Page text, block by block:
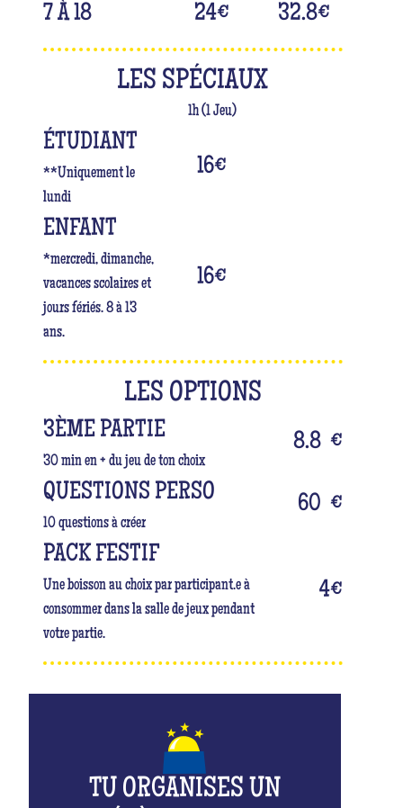
7 À 18
24€ 32.8€
LES SPÉCIAUX
1h (1 Jeu)
ÉTUDIANT
**Uniquement le
lundi
16€
ENFANT
*mercredi, dimanche,
vacances scolaires et
jours fériés. 8 à 13
ans.
16€
LES OPTIONS
3ÈME PARTIE
30 min en + du jeu de ton choix
8.8 €
QUESTIONS PERSO
10 questions à créer
60 €
PACK FESTIF
Une boisson au choix par participant.e à
consommer dans la salle de jeux pendant
votre partie.
4€
TU ORGANISES UN